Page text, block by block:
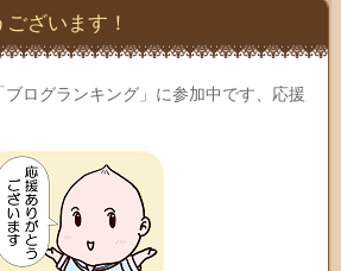
ざいます！
ブログランキング」に参加中です、応援